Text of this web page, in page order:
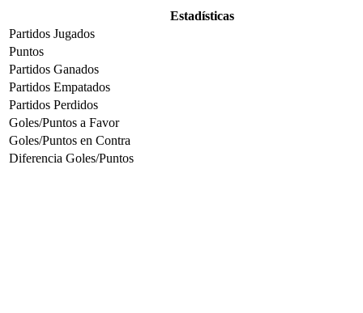
Estadísticas
Partidos Jugados
Puntos
Partidos Ganados
Partidos Empatados
Partidos Perdidos
Goles/Puntos a Favor
Goles/Puntos en Contra
Diferencia Goles/Puntos